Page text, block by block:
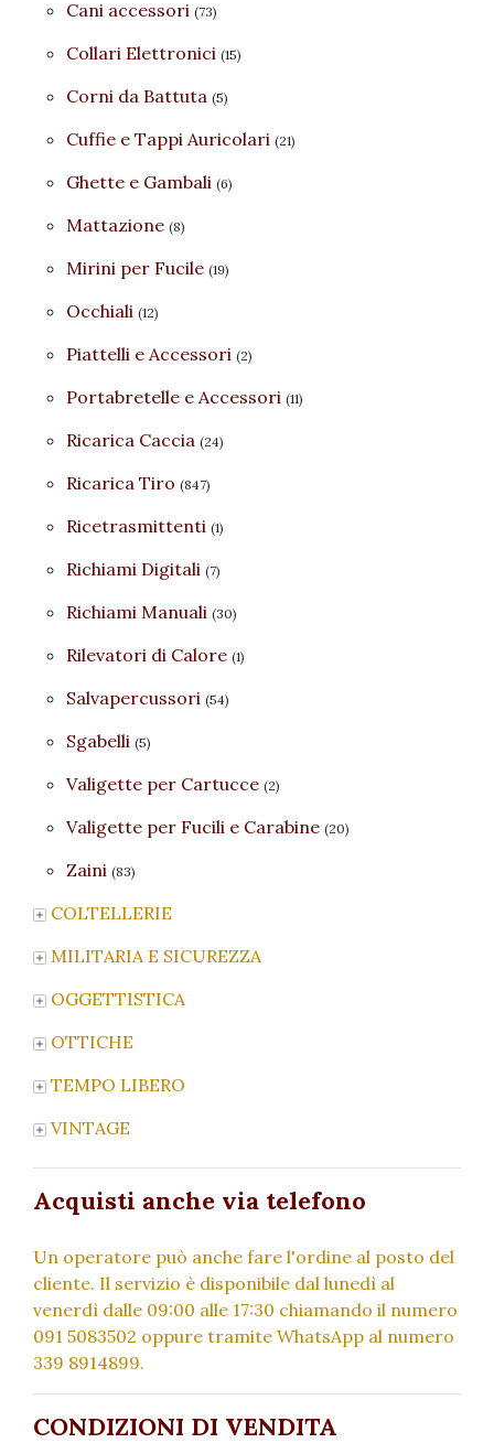
Cani accessori (73)
Collari Elettronici (15)
Corni da Battuta (5)
Cuffie e Tappi Auricolari (21)
Ghette e Gambali (6)
Mattazione (8)
Mirini per Fucile (19)
Occhiali (12)
Piattelli e Accessori (2)
Portabretelle e Accessori (11)
Ricarica Caccia (24)
Ricarica Tiro (847)
Ricetrasmittenti (1)
Richiami Digitali (7)
Richiami Manuali (30)
Rilevatori di Calore (1)
Salvapercussori (54)
Sgabelli (5)
Valigette per Cartucce (2)
Valigette per Fucili e Carabine (20)
Zaini (83)
COLTELLERIE
MILITARIA E SICUREZZA
OGGETTISTICA
OTTICHE
TEMPO LIBERO
VINTAGE
Acquisti anche via telefono
Un operatore può anche fare l'ordine al posto del
cliente. Il servizio è disponibile dal lunedì al
venerdì dalle 09:00 alle 17:30 chiamando il numero
091 5083502 oppure tramite WhatsApp al numero
339 8914899.
CONDIZIONI DI VENDITA